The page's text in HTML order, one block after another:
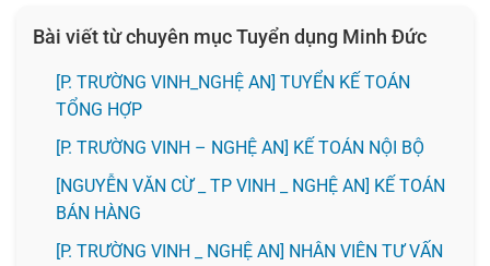
Bài viết từ chuyên mục Tuyển dụng Minh Đức
[P. TRƯỜNG VINH_NGHỆ AN] TUYỂN KẾ TOÁN
TỔNG HỢP
[P. TRƯỜNG VINH – NGHỆ AN] KẾ TOÁN NỘI BỘ
[NGUYỄN VĂN CỪ _ TP VINH _ NGHỆ AN] KẾ TOÁN
BÁN HÀNG
[P. TRƯỜNG VINH _ NGHỆ AN] NHÂN VIÊN TƯ VẤN